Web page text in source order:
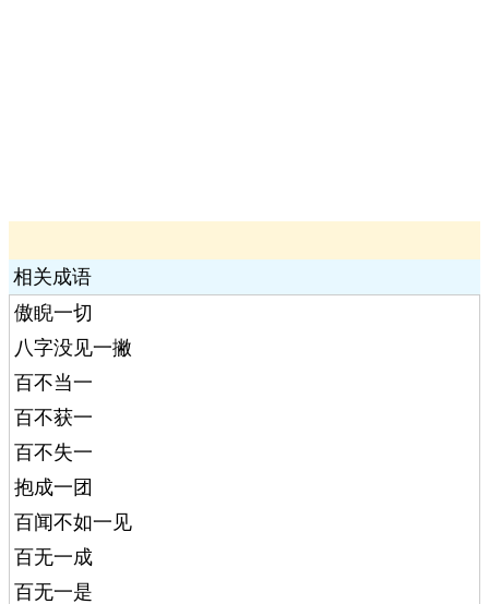
相关成语
傲睨一切
八字没见一撇
百不当一
百不获一
百不失一
抱成一团
百闻不如一见
百无一成
百无一是